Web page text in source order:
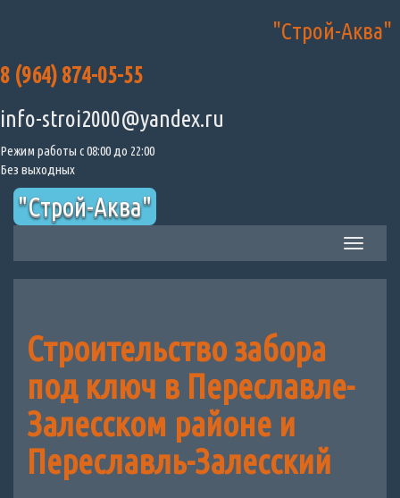
content
"Строй-Аква"
8 (964) 874-05-55
info-stroi2000@yandex.ru
Режим работы с 08:00 до 22:00
Без выходных
"Строй-Аква"
Toggle
Строительство забора
под ключ в Переславле-
Залесском районе и
Переславль-Залесский